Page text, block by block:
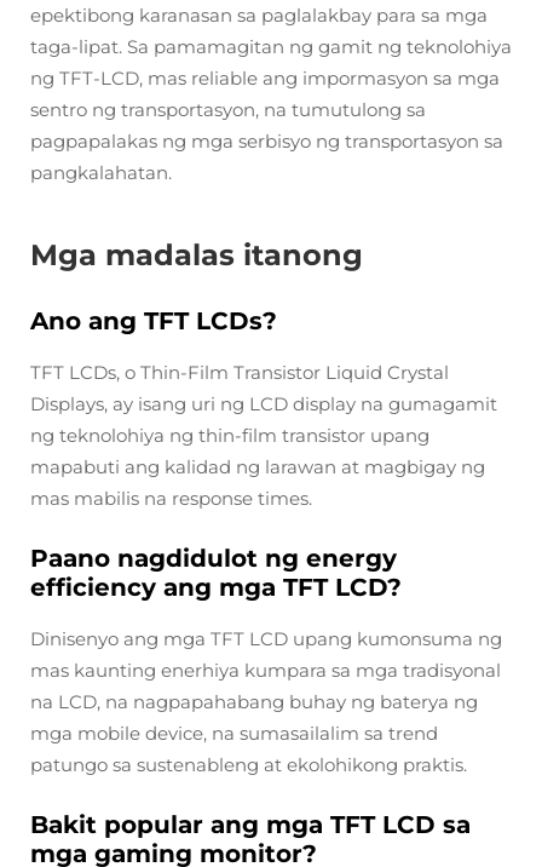
epektibong karanasan sa paglalakbay para sa mga
taga-lipat. Sa pamamagitan ng gamit ng teknolohiya
ng TFT-LCD, mas reliable ang impormasyon sa mga
sentro ng transportasyon, na tumutulong sa
pagpapalakas ng mga serbisyo ng transportasyon sa
pangkalahatan.
Mga madalas itanong
Ano ang TFT LCDs?
TFT LCDs, o Thin-Film Transistor Liquid Crystal
Displays, ay isang uri ng LCD display na gumagamit
ng teknolohiya ng thin-film transistor upang
mapabuti ang kalidad ng larawan at magbigay ng
mas mabilis na response times.
Paano nagdidulot ng energy
efficiency ang mga TFT LCD?
Dinisenyo ang mga TFT LCD upang kumonsuma ng
mas kaunting enerhiya kumpara sa mga tradisyonal
na LCD, na nagpapahabang buhay ng baterya ng
mga mobile device, na sumasailalim sa trend
patungo sa sustenableng at ekolohikong praktis.
Bakit popular ang mga TFT LCD sa
mga gaming monitor?